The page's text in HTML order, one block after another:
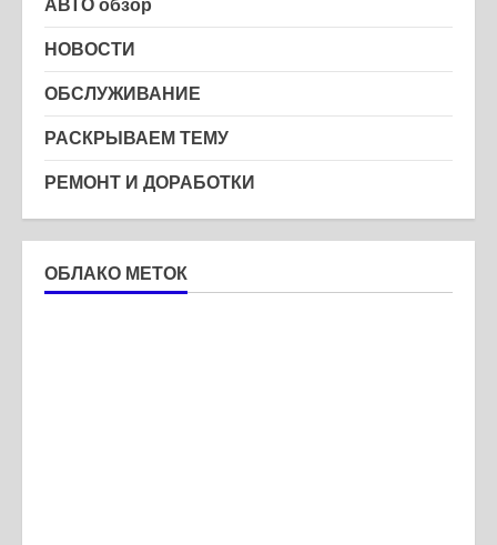
АВТО обзор
НОВОСТИ
ОБСЛУЖИВАНИЕ
РАСКРЫВАЕМ ТЕМУ
РЕМОНТ И ДОРАБОТКИ
ОБЛАКО МЕТОК